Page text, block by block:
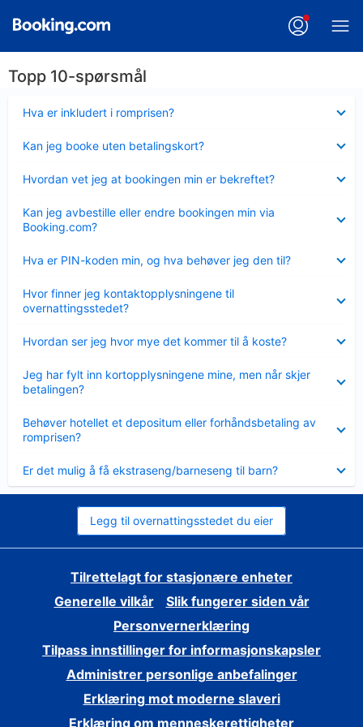
Topp 10-spørsmål
Hva er inkludert i romprisen?
mindre
Kan jeg booke uten betalingskort?
mindre
Hvordan vet jeg at bookingen min er bekreftet?
mindre
Kan jeg avbestille eller endre bookingen min via
Booking.com?
mindre
Hva er PIN-koden min, og hva behøver jeg den til?
mindre
Hvor finner jeg kontaktopplysningene til
overnattingsstedet?
mindre
Hvordan ser jeg hvor mye det kommer til å koste?
mindre
Jeg har fylt inn kortopplysningene mine, men når skjer
betalingen?
mindre
Behøver hotellet et depositum eller forhåndsbetaling av
romprisen?
mindre
Er det mulig å få ekstraseng/barneseng til barn?
mindre
Legg til overnattingsstedet du eier
Tilrettelagt for stasjonære enheter
Generelle vilkår
Slik fungerer siden vår
Personvernerklæring
Tilpass innstillinger for informasjonskapsler
Administrer personlige anbefalinger
Erklæring mot moderne slaveri
Erklæring om menneskerettigheter